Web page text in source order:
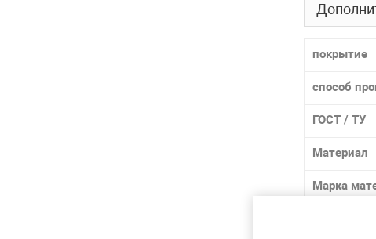
покрытие
способ
ГОСТ / ТУ
Материал
Марка